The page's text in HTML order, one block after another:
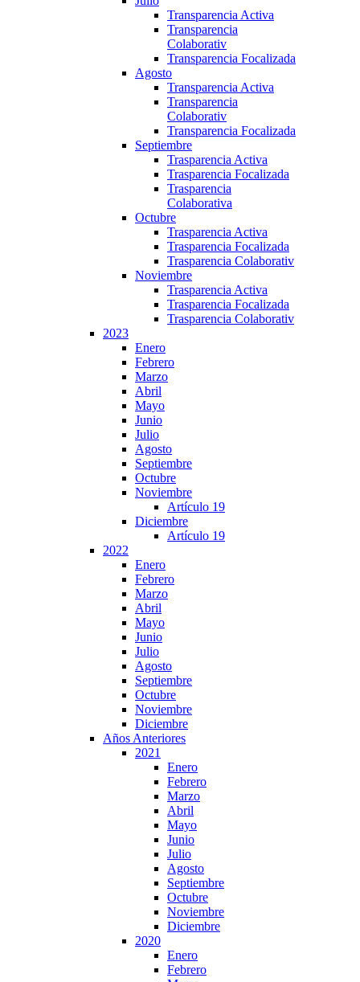
Transparencia Activa
Transparencia
Colaborativ
Transparencia Focalizada
Agosto
Transparencia Activa
Transparencia
Colaborativ
Transparencia Focalizada
Septiembre
Trasparencia Activa
Trasparencia Focalizada
Trasparencia
Colaborativa
Octubre
Trasparencia Activa
Trasparencia Focalizada
Trasparencia Colaborativ
Noviembre
Trasparencia Activa
Trasparencia Focalizada
Trasparencia Colaborativ
2023
Enero
Febrero
Marzo
Abril
Mayo
Junio
Julio
Agosto
Septiembre
Octubre
Noviembre
Artículo 19
Diciembre
Artículo 19
2022
Enero
Febrero
Marzo
Abril
Mayo
Junio
Julio
Agosto
Septiembre
Octubre
Noviembre
Diciembre
Años Anteriores
2021
Enero
Febrero
Marzo
Abril
Mayo
Junio
Julio
Agosto
Septiembre
Octubre
Noviembre
Diciembre
2020
Enero
Febrero